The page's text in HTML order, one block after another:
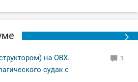
на ОВХ.
судак с
9